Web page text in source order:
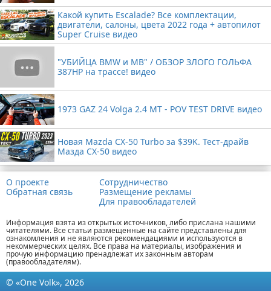
Какой купить Escalade? Все комплектации,
двигатели, салоны, цвета 2022 года + автопилот
Super Cruise видео
"УБИЙЦА BMW и MB" / ОБЗОР ЗЛОГО ГОЛЬФА
387HP на трассе! видео
1973 GAZ 24 Volga 2.4 MT - POV TEST DRIVE видео
Новая Mazda CX-50 Turbo за $39K. Тест-драйв
Мазда CX-50 видео
О проекте
Обратная связь
Сотрудничество
Размещение рекламы
Для правообладателей
Информация взята из открытых источников, либо прислана нашими
читателями. Все статьи размещенные на сайте представлены для
ознакомления и не являются рекомендациями и используются в
некоммерческих целях. Все права на материалы, изображения и
прочую информацию пренадлежат их законным авторам
(правообладателям).
© «One Volk», 2026